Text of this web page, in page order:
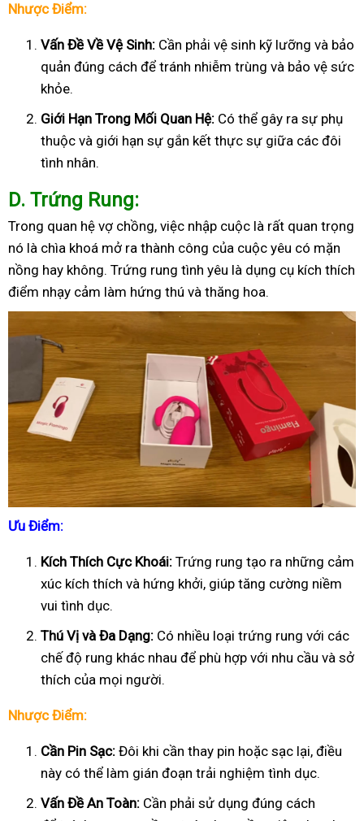
Nhược Điểm:
Vấn Đề Về Vệ Sinh: Cần phải vệ sinh kỹ lưỡng và bảo
quản đúng cách để tránh nhiễm trùng và bảo vệ sức
khỏe.
Giới Hạn Trong Mối Quan Hệ: Có thể gây ra sự phụ
thuộc và giới hạn sự gắn kết thực sự giữa các đôi
tình nhân.
D. Trứng Rung:
Trong quan hệ vợ chồng, việc nhập cuộc là rất quan trọng
nó là chìa khoá mở ra thành công của cuộc yêu có mặn
nồng hay không. Trứng rung tình yêu là dụng cụ kích thích
điểm nhạy cảm làm hứng thú và thăng hoa.
Ưu Điểm:
Kích Thích Cực Khoái: Trứng rung tạo ra những cảm
xúc kích thích và hứng khởi, giúp tăng cường niềm
vui tình dục.
Thú Vị và Đa Dạng: Có nhiều loại trứng rung với các
chế độ rung khác nhau để phù hợp với nhu cầu và sở
thích của mọi người.
Nhược Điểm:
Cần Pin Sạc: Đôi khi cần thay pin hoặc sạc lại, điều
này có thể làm gián đoạn trải nghiệm tình dục.
Vấn Đề An Toàn: Cần phải sử dụng đúng cách